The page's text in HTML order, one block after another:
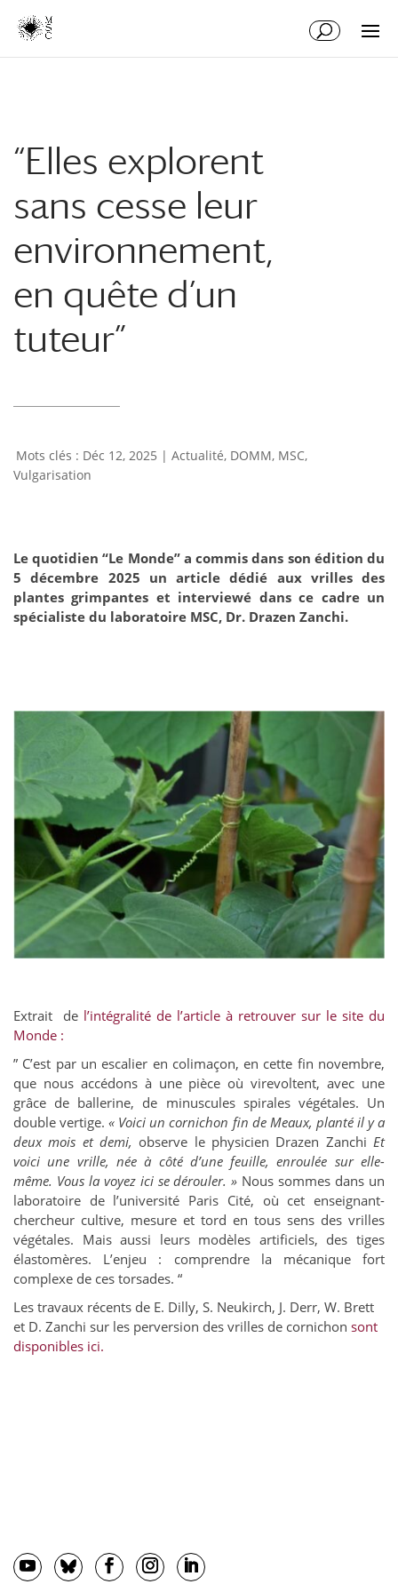
“Elles explorent
sans cesse leur
environnement,
en quête d’un
tuteur”
Déc 12, 2025 | Actualité, DOMM, MSC,
Vulgarisation
Le quotidien “Le Monde” a commis dans son édition du
5 décembre 2025 un article dédié aux vrilles des
plantes grimpantes et interviewé dans ce cadre un
spécialiste du laboratoire MSC, Dr. Drazen Zanchi.
Extrait de l’intégralité de l’article à retrouver sur le site du
Monde :
” C’est par un escalier en colimaçon, en cette fin novembre,
que nous accédons à une pièce où virevoltent, avec une
grâce de ballerine, de minuscules spirales végétales. Un
double vertige.« Voici un cornichon fin de Meaux, planté il y a
deux mois et demi, observe le physicien Drazen Zanchi Et
voici une vrille, née à côté d’une feuille, enroulée sur elle-
même. Vous la voyez ici se dérouler. » Nous sommes dans un
laboratoire de l’université Paris Cité, où cet enseignant-
chercheur cultive, mesure et tord en tous sens des vrilles
végétales. Mais aussi leurs modèles artificiels, des tiges
élastomères. L’enjeu : comprendre la mécanique fort
complexe de ces torsades. “
Les travaux récents de E. Dilly, S. Neukirch, J. Derr, W. Brett
et D. Zanchi sur les perversion des vrilles de cornichon sont
disponibles ici.